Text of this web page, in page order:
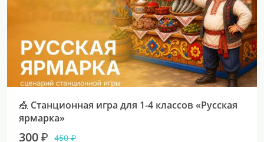
🎪 Станционная игра для 1-4 классов «Русская
ярмарка»
300 ₽ 450 ₽